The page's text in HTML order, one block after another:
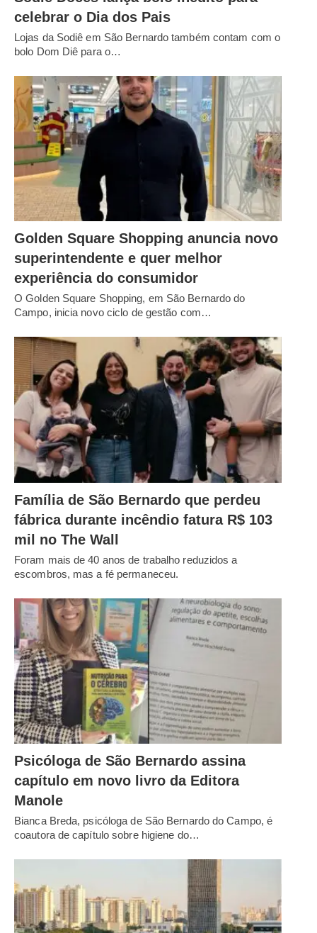
celebrar o Dia dos Pais
Lojas da Sodiê em São Bernardo também contam com o
bolo Dom Diê para o…
Golden Square Shopping anuncia novo
superintendente e quer melhor
experiência do consumidor
O Golden Square Shopping, em São Bernardo do
Campo, inicia novo ciclo de gestão com…
Família de São Bernardo que perdeu
fábrica durante incêndio fatura R$ 103
mil no The Wall
Foram mais de 40 anos de trabalho reduzidos a
escombros, mas a fé permaneceu.
Psicóloga de São Bernardo assina
capítulo em novo livro da Editora
Manole
Bianca Breda, psicóloga de São Bernardo do Campo, é
coautora de capítulo sobre higiene do…